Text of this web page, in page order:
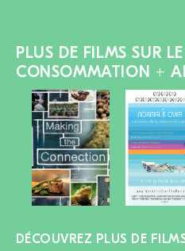
PLUS DE FILMS SUR
CONSOMMATION +
DÉCOUVREZ PLUS DE